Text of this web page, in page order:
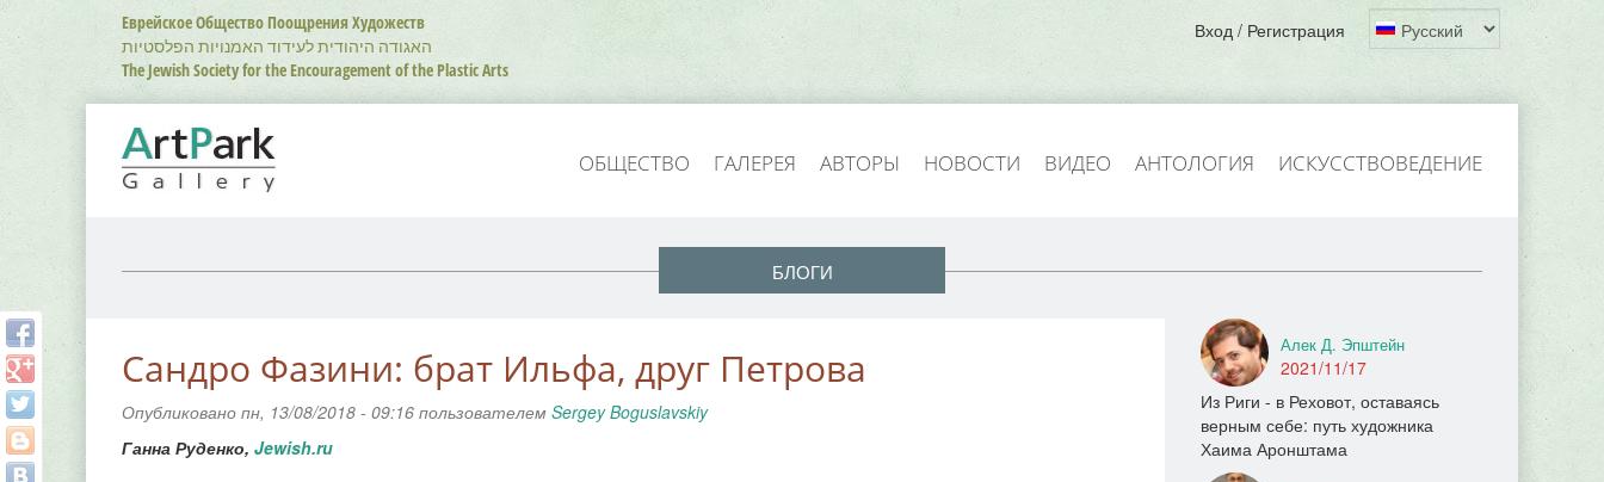
Еврейское Общество Поощрения Художеств
האגודה היהודית לעידוד האמנויות הפלסטיות
The Jewish Society for the Encouragement of the Plastic Arts
Вход / Регистрация
ОБЩЕСТВО ГАЛЕРЕЯ АВТОРЫ НОВОСТИ ВИДЕО АНТОЛОГИЯ ИСКУССТВОВЕДЕНИЕ
БЛОГИ
Сандро Фазини: брат Ильфа, друг Петрова
Опубликовано пн, 13/08/2018 - 09:16 пользователем Sergey Boguslavskiy
Ганна Руденко, Jewish.ru
Алек Д. Эпштейн
2021/11/17
Из Риги - в Реховот, оставаясь
верным себе: путь художника
Хаима Аронштама